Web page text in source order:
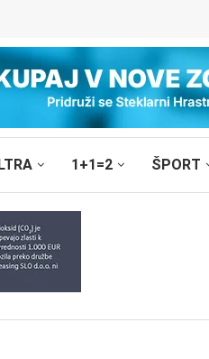
1+1=2 ŠPORT